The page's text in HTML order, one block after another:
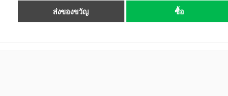
ส่งของขวัญ ซื้อ